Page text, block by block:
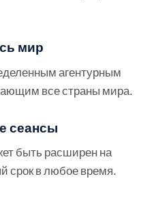
мир
агентурным
все страны мира.
сеансы
быть расширен на
срок в любое время.